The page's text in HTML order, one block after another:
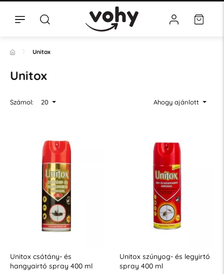
Unitox
Unitox
Számol: 20 Ahogy ajánlott
Unitox csótány- és
hangyairtó spray 400 ml
Unitox szúnyog- és legyirtó
spray 400 ml